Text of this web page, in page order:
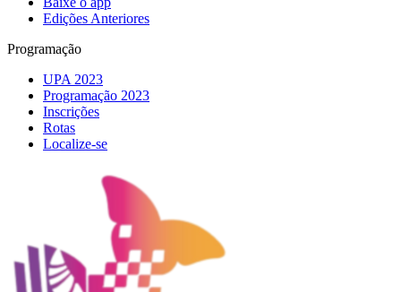
Edições Anteriores
Programação
UPA 2023
Programação 2023
Inscrições
Rotas
Localize-se